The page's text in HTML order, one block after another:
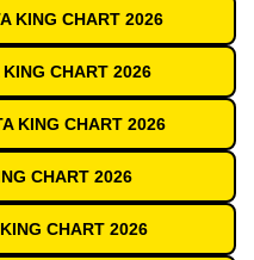
KING CHART 2026
CHART 2026
KING CHART 2026
CHART 2026
CHART 2026